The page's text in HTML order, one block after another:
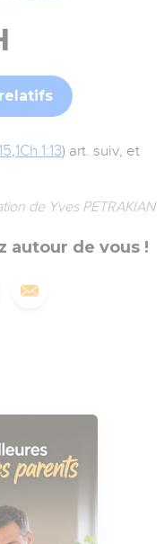
,1Ch 1:13) art. suiv, et
de Yves PETRAKIAN
autour de vous !